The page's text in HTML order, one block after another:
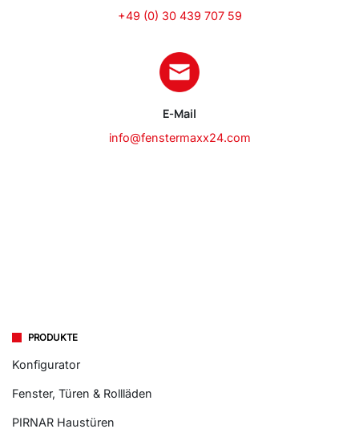
+49 (0) 30 439 707 59
E-Mail
info@fenstermaxx24.com
PRODUKTE
Konfigurator
Fenster, Türen & Rollläden
PIRNAR Haustüren